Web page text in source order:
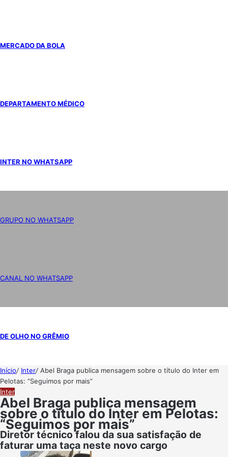
MERCADO DA BOLA
DEPARTAMENTO MÉDICO
INTER NO WHATSAPP
GRUPO NO WHATSAPP
CANAL NO WHATSAPP
DE OLHO NO GRÊMIO
Início/ Inter/Abel Braga publica mensagem sobre o título do Inter em
Pelotas: “Seguimos por mais”
Inter
Abel Braga publica mensagem
sobre o título do Inter em Pelotas:
“Seguimos por mais”
Diretor técnico falou da sua satisfação de
faturar uma taça neste novo cargo